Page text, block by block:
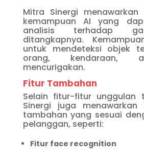
Mitra Sinergi menawarkan
kemampuan AI yang
analisis terhadap
ditangkapnya.
untuk mendeteksi objek
orang, kendaraan,
mencurigakan.
Fitur Tambahan
Selain fitur-fitur unggulan
Sinergi juga
tambahan yang sesuai
pelanggan, seperti:
Fitur face recognition